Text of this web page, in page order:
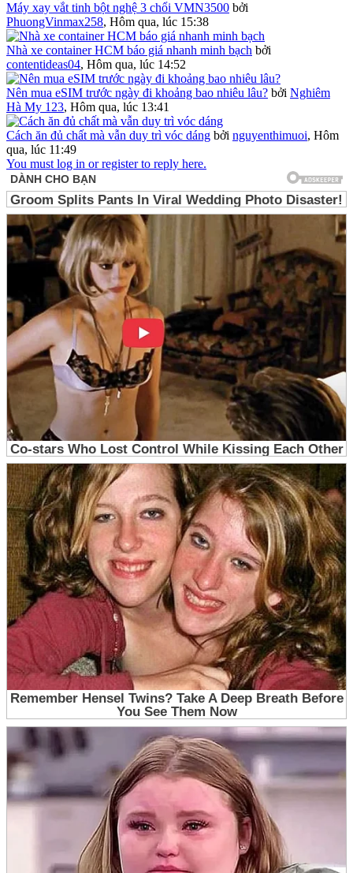
Máy xay vắt tinh bột nghệ 3 chổi VMN3500 bởi
PhuongVinmax258, Hôm qua, lúc 15:38
Nhà xe container HCM báo giá nhanh minh bạch bởi
contentideas04, Hôm qua, lúc 14:52
Nên mua eSIM trước ngày đi khoảng bao nhiêu lâu? bởi Nghiêm
Hà My 123, Hôm qua, lúc 13:41
Cách ăn đủ chất mà vẫn duy trì vóc dáng bởi nguyenthimuoi, Hôm
qua, lúc 11:49
You must log in or register to reply here.